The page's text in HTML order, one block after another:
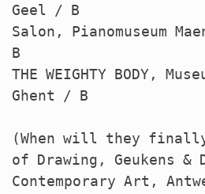
Geel / B
Salon, Pianomuseum
B
THE WEIGHTY BODY,
Ghent / B
(When will they finally
of Drawing, Geukens &
Contemporary Art,